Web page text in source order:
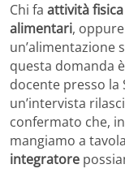
Chi fa attività fisica
alimentari,
un’alimentazione
questa domanda
docente presso la
un’intervista
confermato che,
mangiamo a
integratore